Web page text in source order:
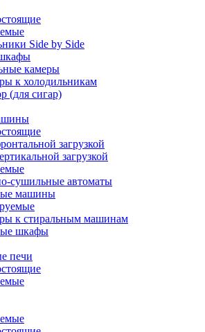
Side by Side
камеры
к холодильникам
(для сигар)
загрузкой
загрузкой
сушильные автоматы
машины
к стиральным машинам
шкафы
печи